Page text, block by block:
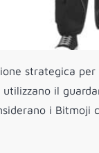
strategica per
il
i